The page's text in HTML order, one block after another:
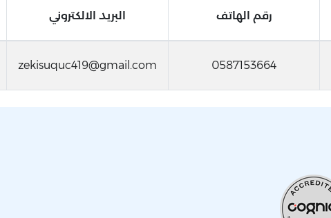
رقم الهاتف البريد الالكتروني
0587153664
zekisuquc419@gmail.com